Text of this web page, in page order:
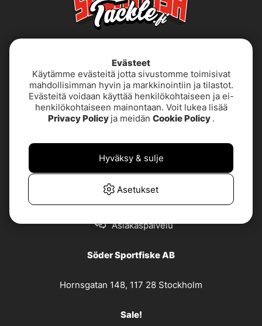
Käyttöehdot Saavutettavuusseloste
Tietoja meistä Tietosuojakäytäntö
TUOTETUKI &
YHTEYSTIEDOT
UKK
Asiakaspalvelu
Söder Sportfiske AB
Hornsgatan 148, 117 28 Stockholm
Sale!
Evästeet
Käytämme evästeitä jotta sivustomme toimisivat
mahdollisimman hyvin ja markkinointiin ja tilastot.
Evästeitä voidaan käyttää henkilökohtaiseen ja ei-
henkilökohtaiseen mainontaan. Voit lukea lisää
Privacy Policy ja meidän Cookie Policy .
Asetukset
Hyväksy & sulje